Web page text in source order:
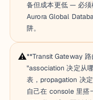
备但成本更低 — 必须
Aurora Global
阱。
⚠️**Transit Gateway
"association 决定从
表，propagation 决
自己在 console 里